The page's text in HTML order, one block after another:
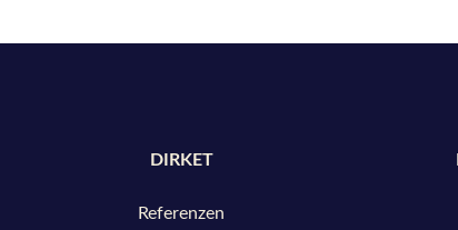
DIRKET
Referenzen